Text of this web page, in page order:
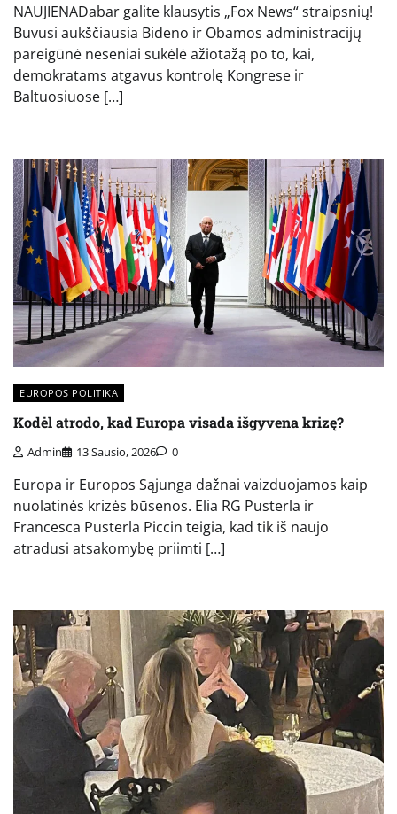
NAUJIENADabar galite klausytis „Fox News“ straipsnių!
Buvusi aukščiausia Bideno ir Obamos administracijų
pareigūnė neseniai sukėlė ažiotažą po to, kai,
demokratams atgavus kontrolę Kongrese ir
Baltuosiuose […]
EUROPOS POLITIKA
Kodėl atrodo, kad Europa visada išgyvena krizę?
Admin 13 Sausio, 2026 0
Europa ir Europos Sąjunga dažnai vaizduojamos kaip
nuolatinės krizės būsenos. Elia RG Pusterla ir
Francesca Pusterla Piccin teigia, kad tik iš naujo
atradusi atsakomybę priimti […]